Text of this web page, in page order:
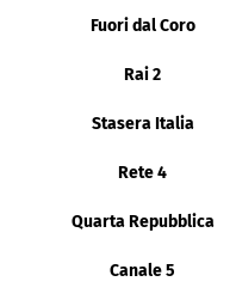
Fuori dal Coro
Rai 2
Stasera Italia
Rete 4
Quarta Repubblica
Canale 5